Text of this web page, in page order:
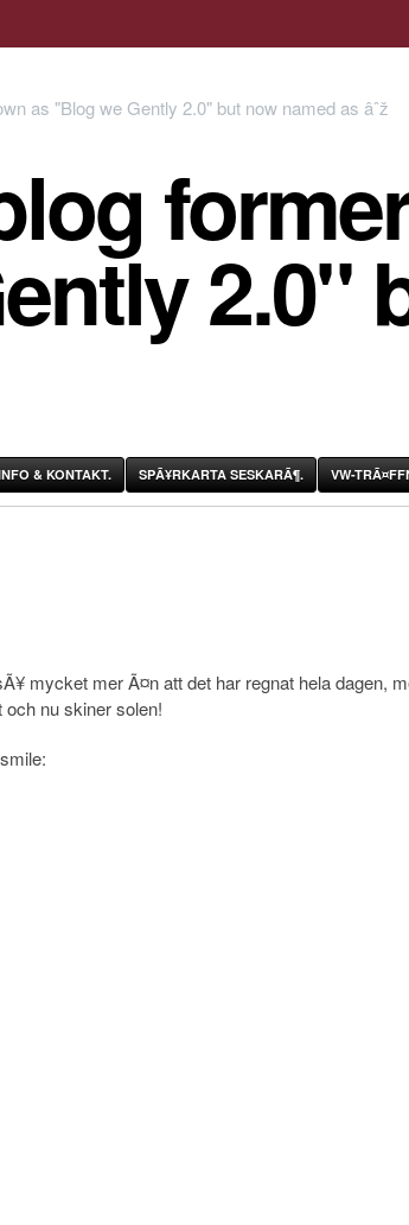
2.0"
& KONTAKT. SPÃ¥RKARTA SESKARÃ¶. VW-
mycket mer Ã¤n att det har regnat hela dagen,
och nu skiner solen!